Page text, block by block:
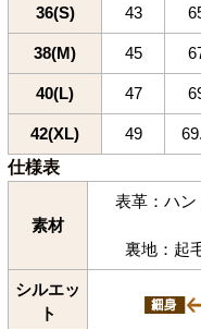
36(S) 43
38(M) 45
40(L) 47
42(XL) 49
仕様表
素材
表革：ハン
裏地：起
シルエッ
ト